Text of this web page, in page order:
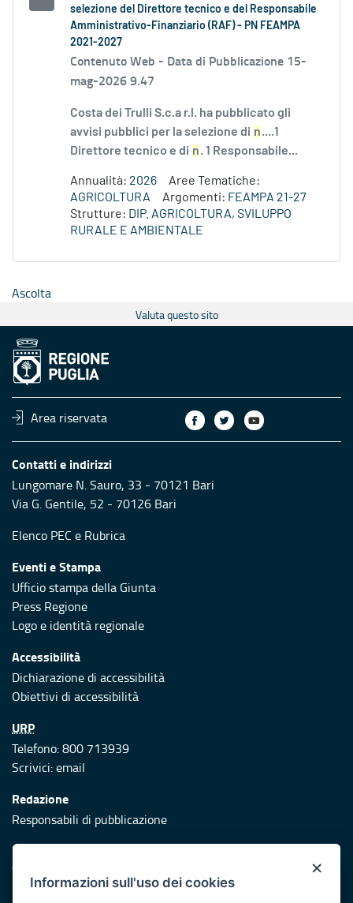
selezione del Direttore tecnico e del Responsabile
Amministrativo-Finanziario (RAF) - PN FEAMPA
2021-2027
Contenuto Web - Data di Pubblicazione 15-
mag-2026 9.47
Costa dei Trulli S.c.a r.l. ha pubblicato gli
avvisi pubblici per la selezione di n....1
Direttore tecnico e di n. 1 Responsabile...
Annualità: 2026
Aree Tematiche:
AGRICOLTURA
Argomenti: FEAMPA 21-27
Strutture: DIP. AGRICOLTURA, SVILUPPO
RURALE E AMBIENTALE
Ascolta
Valuta questo sito
Area riservata
Contatti e indirizzi
Lungomare N. Sauro, 33 - 70121 Bari
Via G. Gentile, 52 - 70126 Bari
Elenco PEC e Rubrica
Eventi e Stampa
Ufficio stampa della Giunta
Press Regione
Logo e identità regionale
Accessibilità
Dichiarazione di accessibilità
Obiettivi di accessibilità
URP
Telefono: 800 713939
Scrivici:email
Redazione
Responsabili di pubblicazione
Protezione civile
Vai al sito di Protezione Civile Puglia
×
Informazioni sull'uso dei cookies